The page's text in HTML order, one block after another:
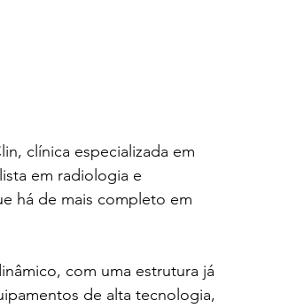
clínica especializada em
em radiologia e
há de mais completo em
com uma estrutura já
de alta tecnologia,